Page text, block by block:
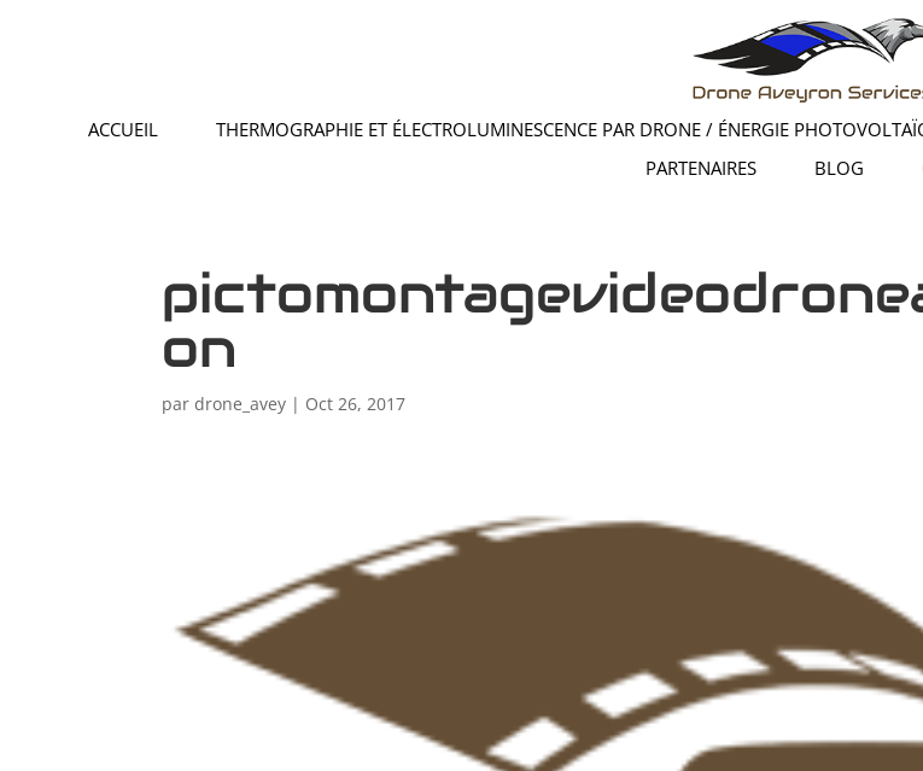
ACCUEIL THERMOGRAPHIE ET ÉLECTROLUMINESCENCE PAR DRONE / ÉNERGIE
PARTENAIRES
BLOG
on
pardrone_avey | Oct 26, 2017